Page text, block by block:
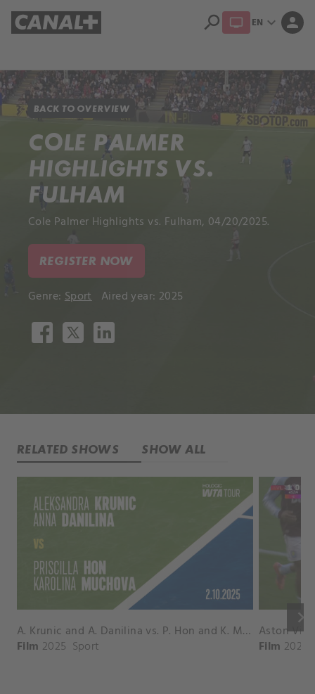
search EN expand_more person
BACK TO OVERVIEW
COLE PALMER
HIGHLIGHTS VS.
FULHAM
Cole Palmer Highlights vs. Fulham, 04/20/2025.
REGISTER NOW
Genre: Sport Aired year: 2025
RELATED SHOWS SHOW ALL
keyboard_arrow_right
A. Krunic and A. Danilina vs. P. Hon and K. Muchova Match Highlights - BEIJING_Capital Group Diamond ( October 02, 2025)
Film 2025 Sport Film 2026